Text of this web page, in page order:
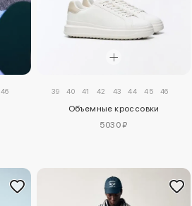
46 39 40 41 42 43 44 45 46
Объемные кроссовки
5030 ₽